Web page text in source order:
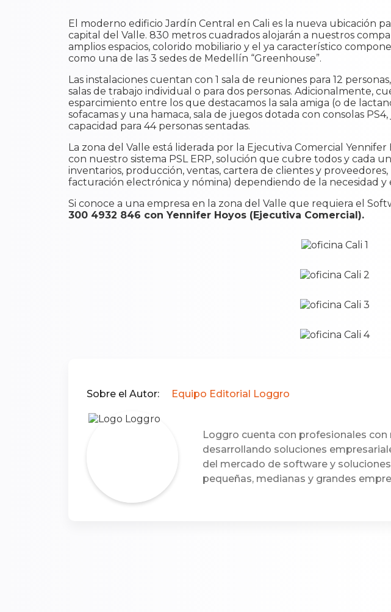
El moderno edificio Jardín Central en Cali es la nueva ubicación
capital del Valle. 830 metros cuadrados alojarán a nuestros
amplios espacios, colorido mobiliario y el ya característico
como una de las 3 sedes de Medellín “Greenhouse”.
Las instalaciones cuentan con 1 sala de reuniones para 12
salas de trabajo individual o para dos personas. Adicionalmente,
esparcimiento entre los que destacamos la sala amiga (o de
sofacamas y una hamaca, sala de juegos dotada con consolas
capacidad para 44 personas sentadas.
La zona del Valle está liderada por la Ejecutiva Comercial
con nuestro sistema PSL ERP, solución que cubre todos y cada
inventarios, producción, ventas, cartera de clientes y proveedores,
facturación electrónica y nómina) dependiendo de la necesidad y
Si conoce a una empresa en la zona del Valle que requiera el
300 4932 846 con Yennifer Hoyos (Ejecutiva Comercial).
Sobre el Autor: Equipo Editorial Loggro
Loggro cuenta con profesionales
desarrollando soluciones
del mercado de software y
pequeñas, medianas y grandes